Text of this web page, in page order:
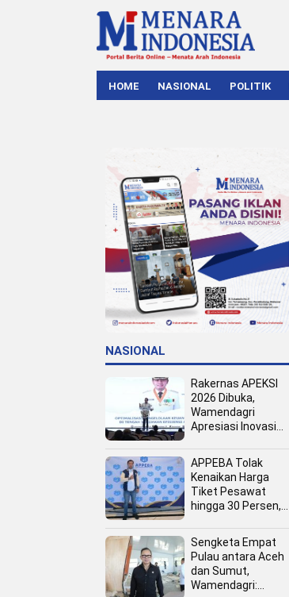
HOME NASIONAL POLITIK
NASIONAL
Rakernas APEKSI
2026 Dibuka,
Wamendagri
Apresiasi Inovasi
Tingkat Kota
APPEBA Tolak
Kenaikan Harga
Tiket Pesawat
hingga 30 Persen,
Jamaah Haji dan
Umrah
Sengketa Empat
Pulau antara Aceh
dan Sumut,
Wamendagri: